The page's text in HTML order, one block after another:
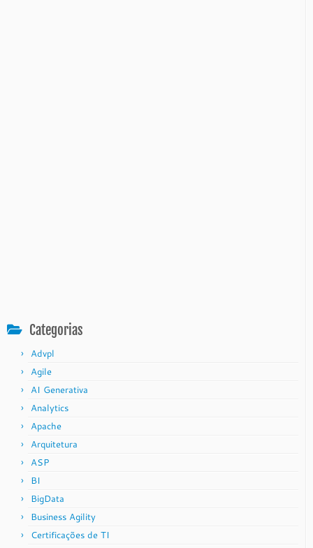
Categorias
Advpl
Agile
AI Generativa
Analytics
Apache
Arquitetura
ASP
BI
BigData
Business Agility
Certificações de TI